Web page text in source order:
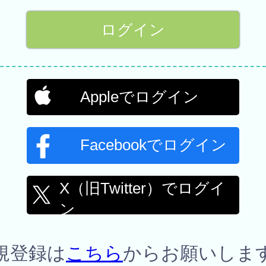
Appleでログイン
Facebookでログイン
X（旧Twitter）でログイ
ン
登録はこちらからお願いしま